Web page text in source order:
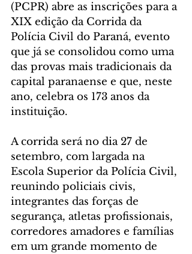
(PCPR) abre as inscrições para a
XIX edição da Corrida da
Polícia Civil do Paraná, evento
que já se consolidou como uma
das provas mais tradicionais da
capital paranaense e que, neste
ano, celebra os 173 anos da
instituição.
A corrida será no dia 27 de
setembro, com largada na
Escola Superior da Polícia Civil,
reunindo policiais civis,
integrantes das forças de
segurança, atletas profissionais,
corredores amadores e famílias
em um grande momento de